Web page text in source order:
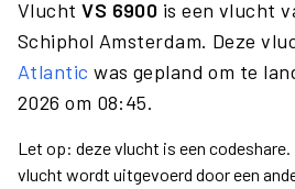
VluchtVS 6900 is een vlucht
Schiphol Amsterdam. Deze
Atlantic was gepland om te
2026 om 08:45.
Let op: deze vlucht is een
vlucht wordt uitgevoerd door een